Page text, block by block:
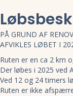
PÅ GRUND AF
AFVIKLES LØBET I
Ruten er en ca 2 km
Der løbes i 2025 ved
Ved 12 og 24 timers
Ruten er ikke